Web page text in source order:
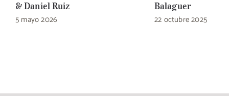
& Daniel Ruiz
5 mayo 2026
Balaguer
22 octubre 2025